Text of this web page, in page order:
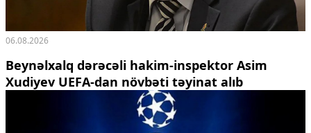
06.08.2026
Beynəlxalq dərəcəli hakim-inspektor Asim
Xudiyev UEFA-dan növbəti təyinat alıb